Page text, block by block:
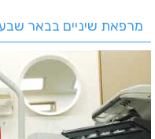
מרפאת שיניים בבאר